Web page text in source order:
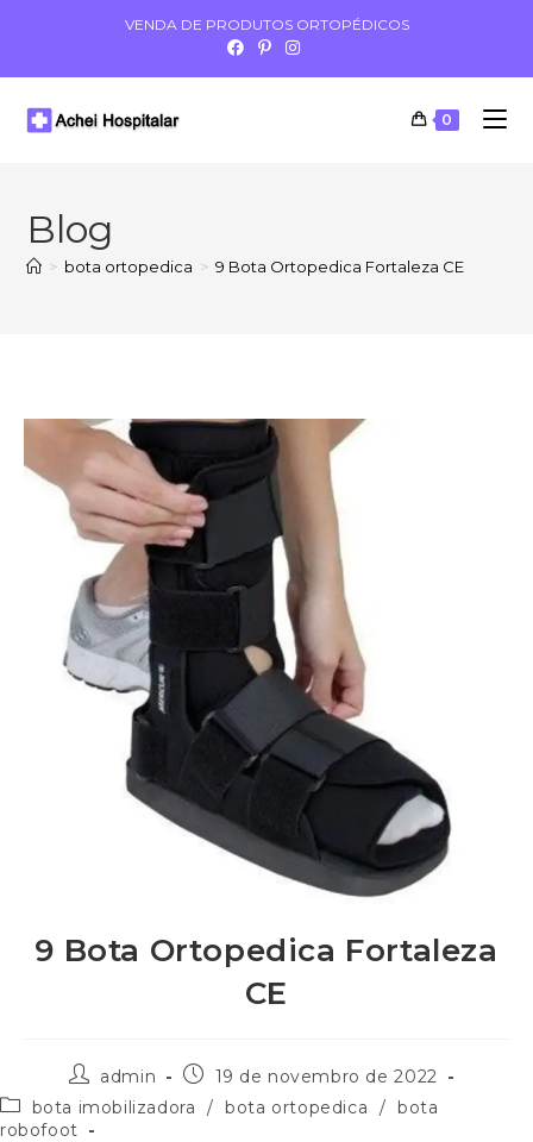
VENDA DE PRODUTOS ORTOPÉDICOS
0
Blog
> bota ortopedica > 9 Bota Ortopedica Fortaleza CE
9 Bota Ortopedica Fortaleza
CE
admin
19 de novembro de 2022
bota imobilizadora
/ bota ortopedica / bota
robofoot